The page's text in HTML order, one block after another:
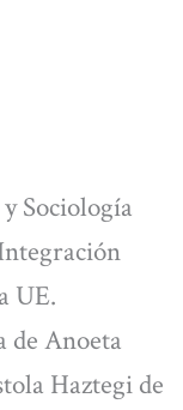
Sociología
UE.
de Anoeta
Haztegi de